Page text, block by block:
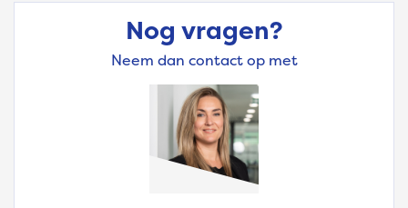
Nog vragen?
Neem dan contact op met